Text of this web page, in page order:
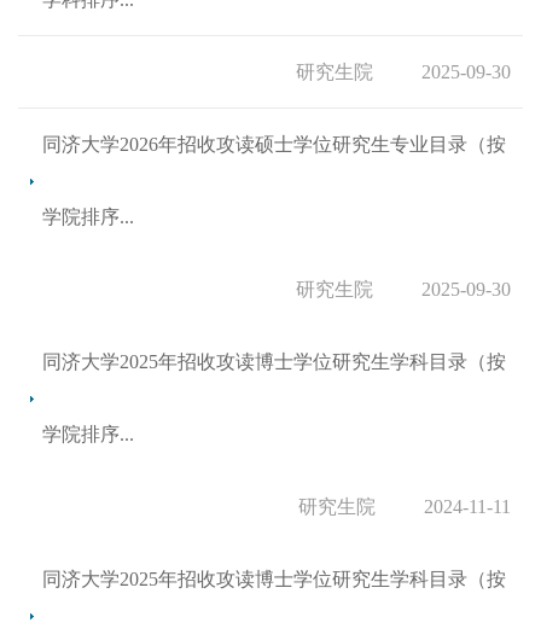
2025-09-30
研究生院
同济大学2026年招收攻读硕士学位研究生专业目录（按
学院排序...
2025-09-30
研究生院
同济大学2025年招收攻读博士学位研究生学科目录（按
学院排序...
2024-11-11
研究生院
同济大学2025年招收攻读博士学位研究生学科目录（按